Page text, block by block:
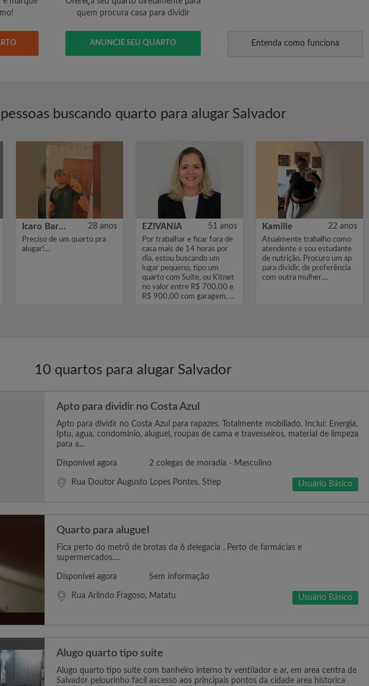
quem procura casa para dividir
ANUNCIE SEU QUARTO Entenda como funciona
buscando quarto para alugar Salvador
Icaro Barbosa conceição 28 anos
Preciso de um quarto pra
alugar!...
EZIVANIA 51 anos
Por trabalhar e ficar fora de
casa mais de 14 horas por
dia, estou buscando um
lugar pequeno, tipo um
quarto com Suite, ou Kitnet
no valor entre R$ 700,00 e
R$ 900,00 com garagem. ...
Kamille 22 anos
Atualmente trabalho como
atendente e sou estudante
de nutrição. Procuro um ap
para dividir, de preferência
com outra mulher....
10 quartos para alugar Salvador
Apto para dividir no Costa Azul
Apto para dividir no Costa Azul para rapazes. Totalmente mobiliado. Inclui: Energia,
Iptu, agua, condomínio, aluguel, roupas de cama e travesseiros, material de limpeza
para a...
Disponível agora 2 colegas de moradia - Masculino
Rua Doutor Augusto Lopes Pontes, Stiep Usuário Básico
Quarto para aluguel
Fica perto do metrô de brotas da 6 delegacia . Perto de farmácias e
supermercados....
Disponível agora Sem informação
Rua Arlindo Fragoso, Matatu Usuário Básico
Alugo quarto tipo suite
Alugo quarto tipo suite com banheiro interno tv ventilador e ar, em area centra de
Salvador pelourinho facil ascesso aos principais pontos da cidade area historica